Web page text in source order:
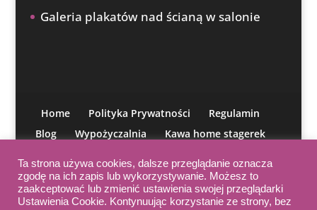
Galeria plakatów nad ścianą w salonie
Home Polityka Prywatności
Regulamin
Blog
Wypożyczalnia
Kawa home stagerek
Kurs aranżacji
Ta strona używa cookies, dalsze przeglądanie oznacza
zgodę na ich zapis lub wykorzystywanie. Możesz to
zaakceptować lub zmienić ustawienia swojej przeglądarki
Ustawienia Cookie. Kontynuując korzystanie ze strony, bez